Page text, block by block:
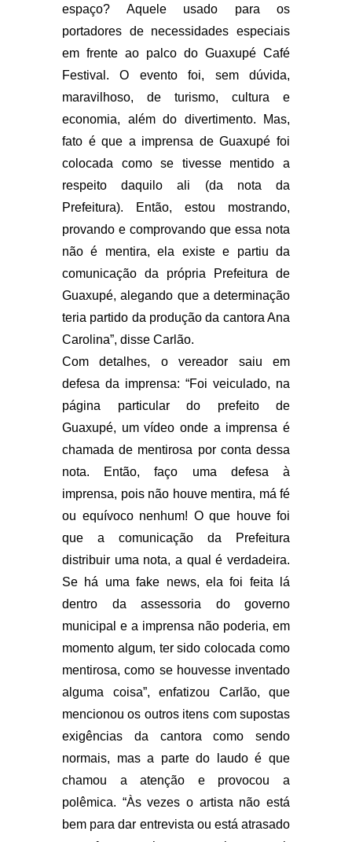
espaço? Aquele usado para os
portadores de necessidades especiais
em frente ao palco do Guaxupé Café
Festival. O evento foi, sem dúvida,
maravilhoso, de turismo, cultura e
economia, além do divertimento. Mas,
fato é que a imprensa de Guaxupé foi
colocada como se tivesse mentido a
respeito daquilo ali (da nota da
Prefeitura). Então, estou mostrando,
provando e comprovando que essa nota
não é mentira, ela existe e partiu da
comunicação da própria Prefeitura de
Guaxupé, alegando que a determinação
teria partido da produção da cantora Ana
Carolina”, disse Carlão.
Com detalhes, o vereador saiu em
defesa da imprensa: “Foi veiculado, na
página particular do prefeito de
Guaxupé, um vídeo onde a imprensa é
chamada de mentirosa por conta dessa
nota. Então, faço uma defesa à
imprensa, pois não houve mentira, má fé
ou equívoco nenhum! O que houve foi
que a comunicação da Prefeitura
distribuir uma nota, a qual é verdadeira.
Se há uma fake news, ela foi feita lá
dentro da assessoria do governo
municipal e a imprensa não poderia, em
momento algum, ter sido colocada como
mentirosa, como se houvesse inventado
alguma coisa”, enfatizou Carlão, que
mencionou os outros itens com supostas
exigências da cantora como sendo
normais, mas a parte do laudo é que
chamou a atenção e provocou a
polêmica. “Às vezes o artista não está
bem para dar entrevista ou está atrasado